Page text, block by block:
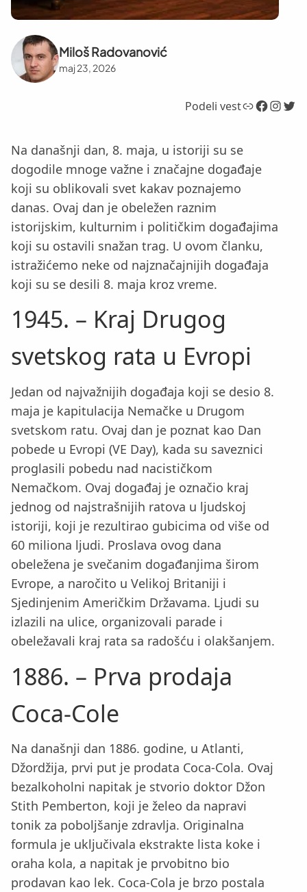
Miloš Radovanović
maj 23, 2026
Podeli vestLink Facebook InstagramTwitter
Na današnji dan, 8. maja, u istoriji su se
dogodile mnoge važne i značajne događaje
koji su oblikovali svet kakav poznajemo
danas. Ovaj dan je obeležen raznim
istorijskim, kulturnim i političkim događajima
koji su ostavili snažan trag. U ovom članku,
istražićemo neke od najznačajnijih događaja
koji su se desili 8. maja kroz vreme.
1945. – Kraj Drugog
svetskog rata u Evropi
Jedan od najvažnijih događaja koji se desio 8.
maja je kapitulacija Nemačke u Drugom
svetskom ratu. Ovaj dan je poznat kao Dan
pobede u Evropi (VE Day), kada su saveznici
proglasili pobedu nad nacističkom
Nemačkom. Ovaj događaj je označio kraj
jednog od najstrašnijih ratova u ljudskoj
istoriji, koji je rezultirao gubicima od više od
60 miliona ljudi. Proslava ovog dana
obeležena je svečanim događanjima širom
Evrope, a naročito u Velikoj Britaniji i
Sjedinjenim Američkim Državama. Ljudi su
izlazili na ulice, organizovali parade i
obeležavali kraj rata sa radošću i olakšanjem.
1886. – Prva prodaja
Coca-Cole
Na današnji dan 1886. godine, u Atlanti,
Džordžija, prvi put je prodata Coca-Cola. Ovaj
bezalkoholni napitak je stvorio doktor Džon
Stith Pemberton, koji je želeo da napravi
tonik za poboljšanje zdravlja. Originalna
formula je uključivala ekstrakte lista koke i
oraha kola, a napitak je prvobitno bio
prodavan kao lek. Coca-Cola je brzo postala